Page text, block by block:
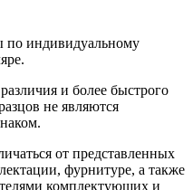
по индивидуальному
и более быстрого
не являются
от представленных
фурнитуре, а также
комплектующих и